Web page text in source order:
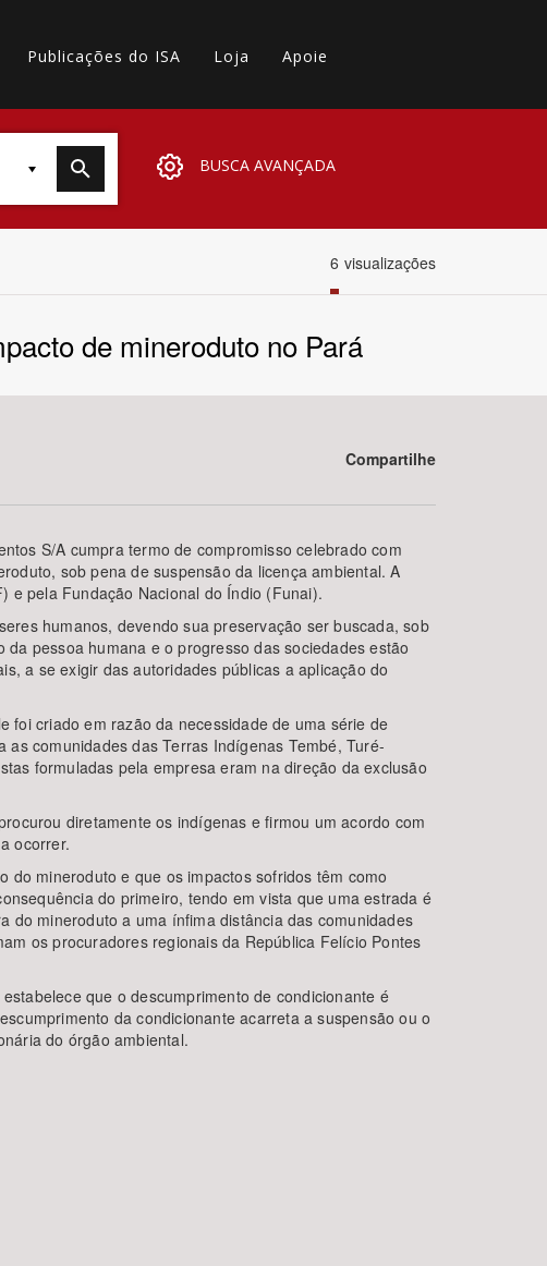
Publicações do ISA Loja Apoie
BUSCA AVANÇADA
BUSCAR
6 visualizações
de mineroduto no Pará
Compartilhe
S/A cumpra termo de compromisso celebrado com
sob pena de suspensão da licença ambiental. A
e pela Fundação Nacional do Índio (Funai).
humanos, devendo sua preservação ser buscada, sob
pessoa humana e o progresso das sociedades estão
a se exigir das autoridades públicas a aplicação do
foi criado em razão da necessidade de uma série de
comunidades das Terras Indígenas Tembé, Turé-
formuladas pela empresa eram na direção da exclusão
diretamente os indígenas e firmou um acordo com
ocorrer.
do mineroduto e que os impactos sofridos têm como
do primeiro, tendo em vista que uma estrada é
do mineroduto a uma ínfima distância das comunidades
os procuradores regionais da República Felício Pontes
que o descumprimento de condicionante é
da condicionante acarreta a suspensão ou o
do órgão ambiental.